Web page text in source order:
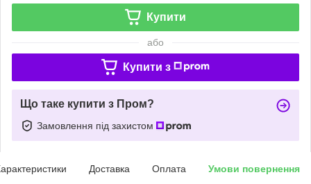
Купити
або
Купити з
Що таке купити з Пром?
Замовлення під захистом
Доставка Оплата Умови повернення